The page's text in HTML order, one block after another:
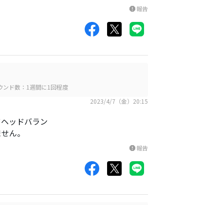
report報告
ンド数：1週間に1回程度
2023/4/7（金）20:15
ッドバラン
ん。
report報告